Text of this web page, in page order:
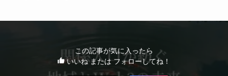
この記事が気に入ったら
いいね または フォローしてね！